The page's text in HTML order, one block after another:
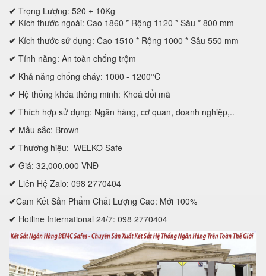
✔ Trọng Lượng: 520 ± 10Kg
✔ Kích thước ngoài: Cao 1860 * Rộng 1120 * Sâu * 800 mm
✔ Kích thước sử dụng: Cao 1510 * Rộng 1000 * Sâu 550 mm
✔ Tính năng: An toàn chống trộm
✔ Khả năng chống cháy: 1000 - 1200°C
✔ Hệ thống khóa thông minh: Khoá đổi mã
✔ Thích hợp sử dụng: Ngân hàng, cơ quan, doanh nghiệp,..
✔ Mầu sắc: Brown
✔ Thương hiệu: WELKO Safe
✔ Giá: 32,000,000 VNĐ
✔ Liên Hệ Zalo: 098 2770404
✔Cam Kết Sản Phẩm Chất Lượng Cao: Mới 100%
✔ Hotline International 24/7: 098 2770404